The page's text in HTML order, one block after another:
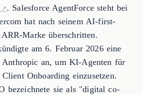
. Salesforce AgentForce steht bei
hat nach seinem AI-first-
Marke überschritten.
am 6. Februar 2026 eine
Anthropic an, um KI-Agenten für
Onboarding einzusetzen.
bezeichnete sie als "digital co-